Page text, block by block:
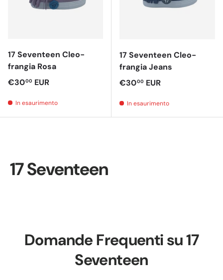
17 Seventeen Cleo-
frangia Rosa
Prezzo normale
€3000 EUR
In esaurimento
17 Seventeen Cleo-
frangia Jeans
Prezzo normale
€3000 EUR
In esaurimento
17 Seventeen
Domande Frequenti su 17
Seventeen